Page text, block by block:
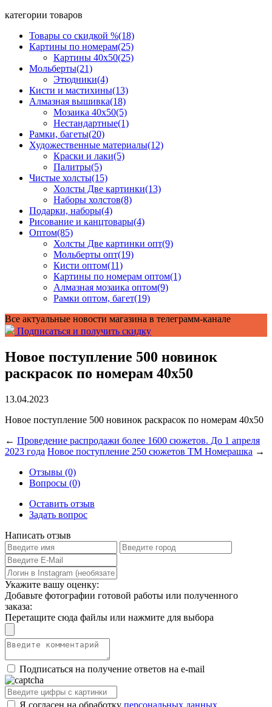
категории товаров
Товары со скидкой %(18)
Картины по номерам(25)
Картины 40x50(25)
Мольберты(21)
Этюдники(4)
Кисти и мастихины(13)
Алмазная вышивка(18)
Мозаика 40x50(5)
Нестандартные(1)
Рамки, багеты(20)
Художественные материалы(12)
Краски и лаки(5)
Палитры(5)
Чистые холсты(15)
Холсты Две картинки(13)
Наборы холстов(8)
Подарки, наборы(4)
Рисование и канцтовары(4)
Оптом(85)
Холсты Две картинки опт(9)
Мольберты опт(19)
Кисти оптом(11)
Картины по номерам оптом(1)
Алмазная мозаика оптом(9)
Рамки оптом, багет(19)
Все актуальные новости магазина в телеграмм-канале
Подписаться и получить скидку
Новое поступление 500 новинок
раскрасок по номерам 40х50
13.04.2023
Новое поступление 500 новинок раскрасок по номерам 40х50
← Проведение распродажи более 1600 сюжетов. До 1 апреля
2023 года Новое поступление 250 сюжетов ТМ Номерашка →
Отзывы (0)
Вопросы (0)
Оставить отзыв
Задать вопрос
Написать отзыв
Укажите вашу оценку:
Добавьте фотографии готовой работы или полученного
заказа:
Перетащите сюда файлы или нажмите для выбора
Подписаться на получение ответов на e-mail
Я согласен на обработку персональных данных